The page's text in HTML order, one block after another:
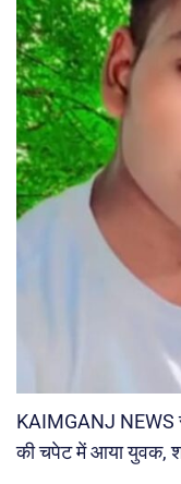
KAIMGANJ NEWS
की चपेट में आया युवक,